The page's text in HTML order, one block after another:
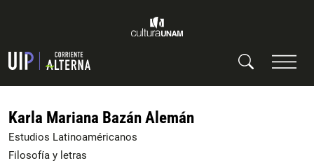
Karla Mariana Bazán Alemán
Estudios Latinoaméricanos
Filosofía y letras